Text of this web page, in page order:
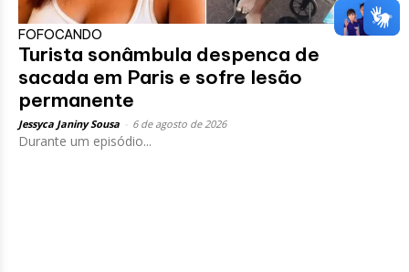
FOFOCANDO
Turista sonâmbula despenca de
sacada em Paris e sofre lesão
permanente
Jessyca Janiny Sousa 6 de agosto de 2026
Durante um episódio...